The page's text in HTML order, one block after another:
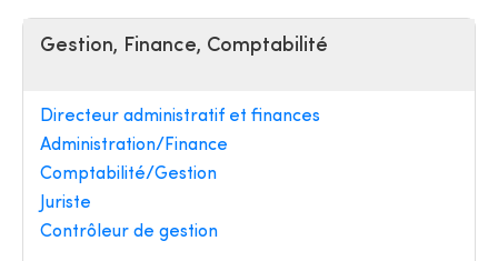
Gestion, Finance, Comptabilité
Directeur administratif et finances
Administration/Finance
Comptabilité/Gestion
Juriste
Contrôleur de gestion